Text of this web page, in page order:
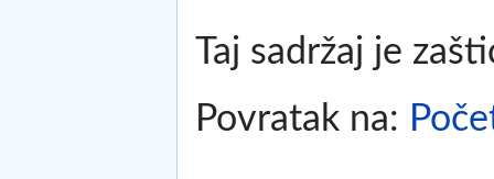
Taj sadržaj je
Povratak na: